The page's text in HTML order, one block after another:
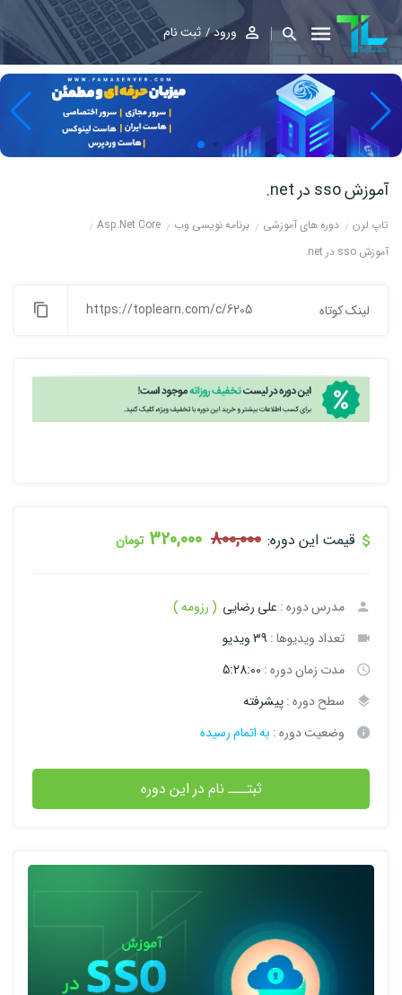
ورود ثبت نام
آموزش sso در net.
تاپ لرن دوره های آموزشی برنامه نویسی وب
Asp.Net Core
آموزش sso در net.
لینک کوتاه https://toplearn.com/c/6205
قیمت این دوره: 800,000
320,000 تومان
مدرس دوره : علی رضایی ( رزومه )
تعداد ویدیوها : 39 ویدیو
مدت زمان دوره : 5:28:00
سطح دوره :پیشرفته
وضعیت دوره : به اتمام رسیده
ثبتـــ نام در این دوره